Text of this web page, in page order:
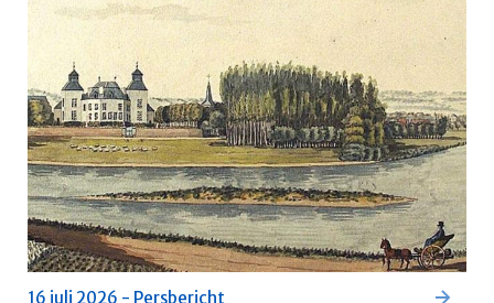
16 juli 2026 - Persbericht